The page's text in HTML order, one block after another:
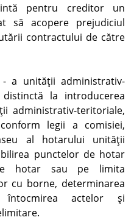
pentru creditor un
să acopere prejudiciul
contractului de către
- a unităţii administrativ-
la introducerea
administrativ-teritoriale,
legii a comisiei,
al hotarului unităţii
punctelor de hotar
hotar sau pe limita
cu borne, determinarea
întocmirea actelor şi